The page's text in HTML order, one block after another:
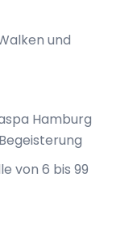
und
Hamburg
von 6 bis 99